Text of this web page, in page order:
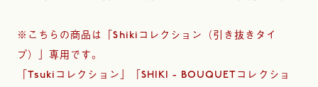
※こちらの商品は「Shikiコレクション（引き抜きタイ
プ）」専用です。
「Tsukiコレクション」「SHIKI - BOUQUETコレクショ